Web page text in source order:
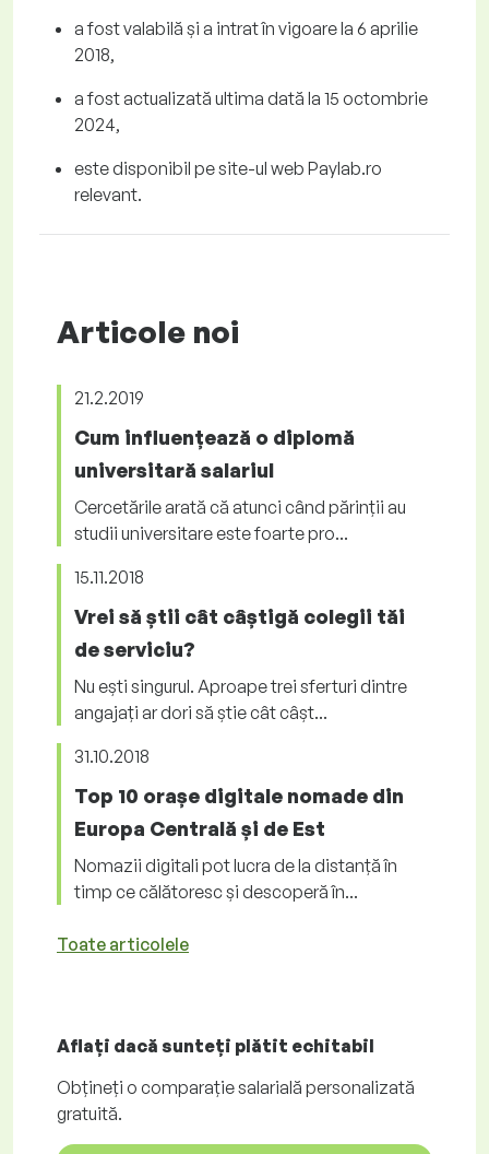
a fost valabilă și a intrat în vigoare la 6 aprilie
2018,
a fost actualizată ultima dată la 15 octombrie
2024,
este disponibil pe site-ul web Paylab.ro
relevant.
Articole noi
21.2.2019
Cum influențează o diplomă
universitară salariul
Cercetările arată că atunci când părinții au
studii universitare este foarte pro...
15.11.2018
Vrei să știi cât câștigă colegii tăi
de serviciu?
Nu ești singurul. Aproape trei sferturi dintre
angajați ar dori să știe cât câșt...
31.10.2018
Top 10 orașe digitale nomade din
Europa Centrală și de Est
Nomazii digitali pot lucra de la distanță în
timp ce călătoresc și descoperă în...
Toate articolele
Aflați dacă sunteți plătit echitabil
Obțineți o comparație salarială personalizată
gratuită.